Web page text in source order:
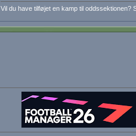
Vil du have tilføjet en kamp til oddssektionen?